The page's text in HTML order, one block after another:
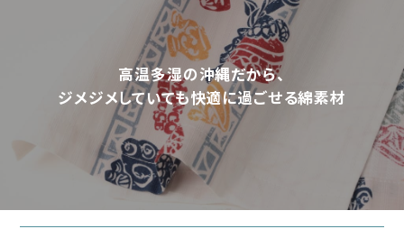
高温多湿の沖縄だから、
ジメジメしていても快適に過ごせる綿素材